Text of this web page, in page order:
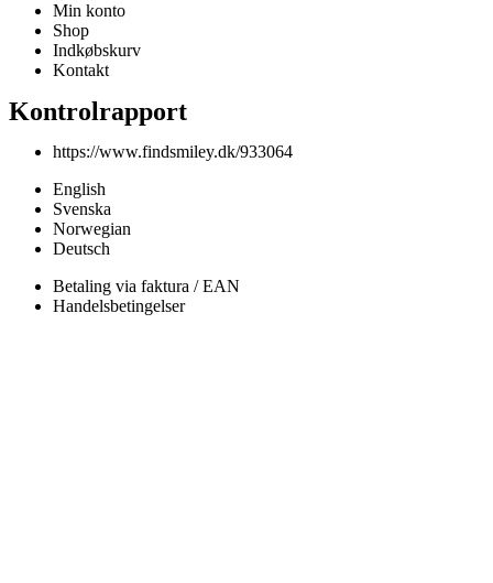
Min konto
Shop
Indkøbskurv
Kontakt
Kontrolrapport
https://www.findsmiley.dk/933064
English
Svenska
Norwegian
Deutsch
Betaling via faktura / EAN
Handelsbetingelser